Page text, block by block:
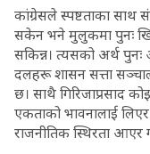
कांग्रेसले स्पष्टताका साथ
सकेन भने मुलुकमा पुनः
सकिन्न। त्यसको अर्थ
दलहरू शासन सत्ता
छ। साथै गिरिजाप्रसाद
एकताको भावनालाई
राजनीतिक स्थिरता आएर